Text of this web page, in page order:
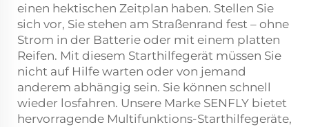
einen hektischen Zeitplan haben. Stellen Sie
sich vor, Sie stehen am Straßenrand fest – ohne
Strom in der Batterie oder mit einem platten
Reifen. Mit diesem Starthilfegerät müssen Sie
nicht auf Hilfe warten oder von jemand
anderem abhängig sein. Sie können schnell
wieder losfahren. Unsere Marke SENFLY bietet
hervorragende Multifunktions-Starthilfegeräte,